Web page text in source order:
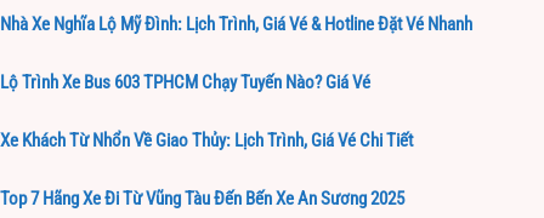
Nhà Xe Nghĩa Lộ Mỹ Đình: Lịch Trình, Giá Vé & Hotline Đặt Vé Nhanh
Lộ Trình Xe Bus 603 TPHCM Chạy Tuyến Nào? Giá Vé
Xe Khách Từ Nhổn Về Giao Thủy: Lịch Trình, Giá Vé Chi Tiết
Top 7 Hãng Xe Đi Từ Vũng Tàu Đến Bến Xe An Sương 2025